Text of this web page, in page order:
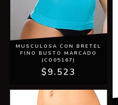
MUSCULOSA CON BRETEL
FINO BUSTO MARCADO
(CO05167)
$9.523